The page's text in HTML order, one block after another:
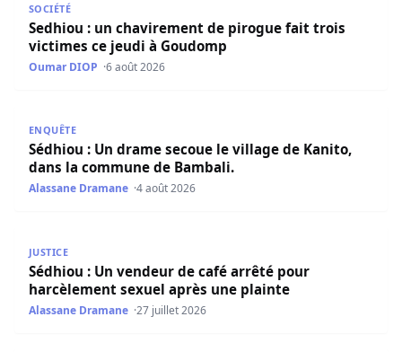
SOCIÉTÉ
Sedhiou : un chavirement de pirogue fait trois
victimes ce jeudi à Goudomp
Oumar DIOP 6 août 2026
ENQUÊTE
Sédhiou : Un drame secoue le village de Kanito,
dans la commune de Bambali.
Alassane Dramane 4 août 2026
JUSTICE
Sédhiou : Un vendeur de café arrêté pour
harcèlement sexuel après une plainte
Alassane Dramane 27 juillet 2026